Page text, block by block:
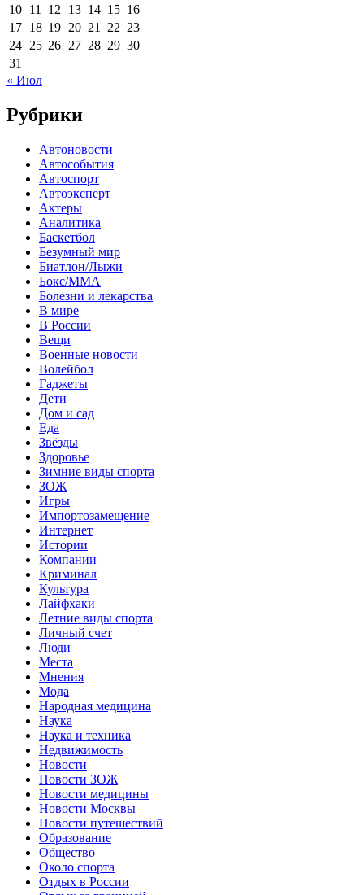
10 11 12 13 14 15 16
17 18 19 20 21 22 23
24 25 26 27 28 29 30
31
« Июл
Рубрики
Автоновости
Автособытия
Автоспорт
Автоэксперт
Актеры
Аналитика
Баскетбол
Безумный мир
Биатлон/Лыжи
Бокс/MMA
Болезни и лекарства
В мире
В России
Вещи
Военные новости
Волейбол
Гаджеты
Дети
Дом и сад
Еда
Звёзды
Здоровье
Зимние виды спорта
ЗОЖ
Игры
Импортозамещение
Интернет
Истории
Компании
Криминал
Культура
Лайфхаки
Летние виды спорта
Личный счет
Люди
Места
Мнения
Мода
Народная медицина
Наука
Наука и техника
Недвижимость
Новости
Новости ЗОЖ
Новости медицины
Новости Москвы
Новости путешествий
Образование
Общество
Около спорта
Отдых в России